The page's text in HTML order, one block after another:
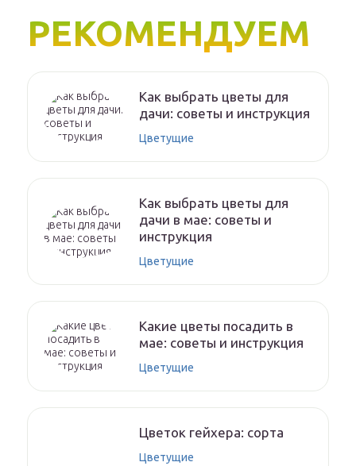
РЕКОМЕНДУЕМ
Как выбрать цветы для
дачи: советы и инструкция
Цветущие
Как выбрать цветы для
дачи в мае: советы и
инструкция
Цветущие
Какие цветы посадить в
мае: советы и инструкция
Цветущие
Цветок гейхера: сорта
Цветущие